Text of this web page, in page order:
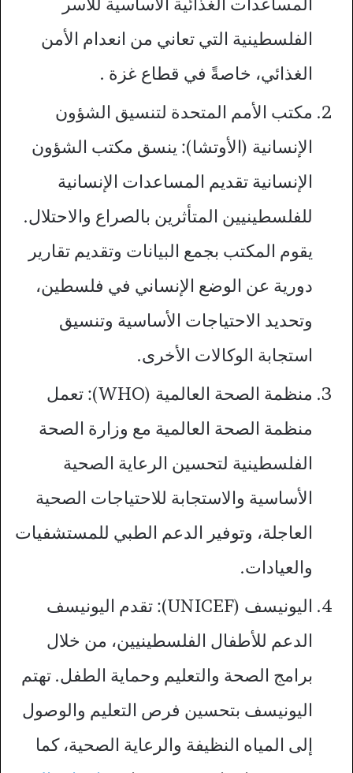
المساعدات الغذائية الأساسية للأسر
الفلسطينية التي تعاني من انعدام الأمن
الغذائي، خاصةً في قطاع غزة .
مكتب الأمم المتحدة لتنسيق الشؤون
الإنسانية (الأوتشا): ينسق مكتب الشؤون
الإنسانية تقديم المساعدات الإنسانية
للفلسطينيين المتأثرين بالصراع والاحتلال.
يقوم المكتب بجمع البيانات وتقديم تقارير
دورية عن الوضع الإنساني في فلسطين،
وتحديد الاحتياجات الأساسية وتنسيق
استجابة الوكالات الأخرى.
منظمة الصحة العالمية (WHO): تعمل
منظمة الصحة العالمية مع وزارة الصحة
الفلسطينية لتحسين الرعاية الصحية
الأساسية والاستجابة للاحتياجات الصحية
العاجلة، وتوفير الدعم الطبي للمستشفيات
والعيادات.
اليونيسف (UNICEF): تقدم اليونيسف
الدعم للأطفال الفلسطينيين، من خلال
برامج الصحة والتعليم وحماية الطفل. تهتم
اليونيسف بتحسين فرص التعليم والوصول
إلى المياه النظيفة والرعاية الصحية، كما